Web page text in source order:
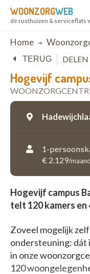
WOONZORGWEB
dé rusthuizen & serviceflats
Breadcrumb
Home
Hogevijf
TERUG DELEN
1-
€ 2.129/maand
Hogevijf campus
telt 120 kamers
Zoveel mogelijk
ondersteuning: dát
in onze
120